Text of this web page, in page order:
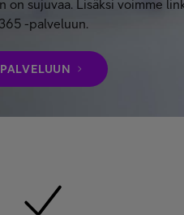
on sujuvaa. Lisäksi voimme
-palveluun.